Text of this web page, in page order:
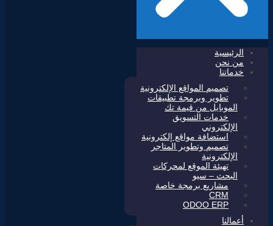
الرئيسية
من نحن
خدماتنا
تصميم المواقع الإلكترونية
تطوير وبرمجة تطبيقات
الموبايل من قيمة تك
خدمات التسويق
الإلكتروني
استضافة مواقع إلكترونية
تصميم وتطوير المتاجر
الإلكترونية
تهيئة الموقع لمحركات
البحث – سيو
مشاريع برمجة خاصة
CRM
ODOO ERP
أعمالنا